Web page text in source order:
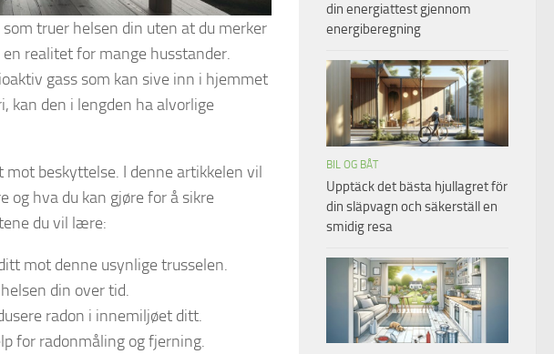
truer helsen din uten at du merker
realitet for mange husstander.
gass som kan sive inn i hjemmet
kan den i lengden ha alvorlige
beskyttelse. I denne artikkelen vil
og hva du kan gjøre for å sikre
du vil lære:
mot denne usynlige trusselen.
din over tid.
radon i innemiljøet ditt.
for radonmåling og fjerning.
din energiattest gjennom
energiberegning
BIL OG BÅT
Upptäck det bästa hjullagret för
din släpvagn och säkerställ en
smidig resa